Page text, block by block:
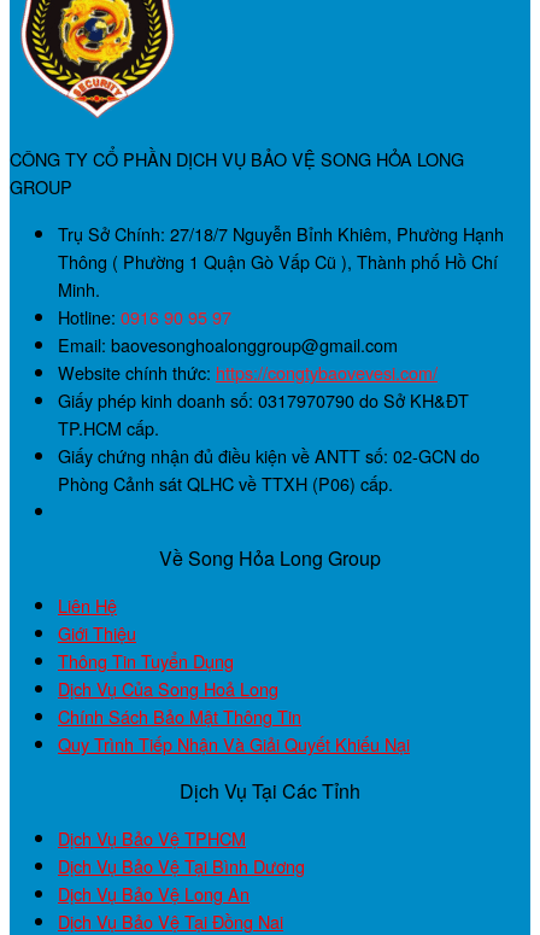
CÔNG TY CỔ PHẦN DỊCH VỤ BẢO VỆ SONG HỎA LONG
GROUP
Trụ Sở Chính: 27/18/7 Nguyễn Bỉnh Khiêm, Phường Hạnh
Thông ( Phường 1 Quận Gò Vấp Cũ ), Thành phố Hồ Chí
Minh.
Hotline: 0916 90 95 97
Email: baovesonghoalonggroup@gmail.com
Website chính thức: https://congtybaovevesi.com/
Giấy phép kinh doanh số: 0317970790do Sở KH&ĐT
TP.HCM cấp.
Giấy chứng nhận đủ điều kiện về ANTT số: 02-GCNdo
Phòng Cảnh sát QLHC về TTXH (P06) cấp.
Về Song Hỏa Long Group
Liên Hệ
Giới Thiệu
Thông Tin Tuyển Dụng
Dịch Vụ Của Song Hoả Long
Chính Sách Bảo Mật Thông Tin
Quy Trình Tiếp Nhận Và Giải Quyết Khiếu Nại
Dịch Vụ Tại Các Tỉnh
Dịch Vụ Bảo Vệ TPHCM
Dịch Vụ Bảo Vệ Tại Bình Dương
Dịch Vụ Bảo Vệ Long An
Dịch Vụ Bảo Vệ Tại Đồng Nai